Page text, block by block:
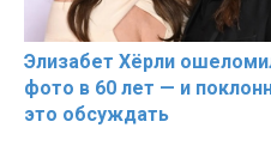
Элизабет Хёрли
фото в 60 лет — и
это обсуждать